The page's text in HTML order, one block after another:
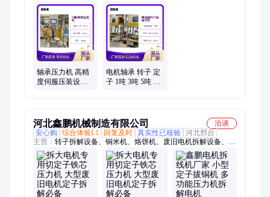
机、液压站、油压机、伺服电缸、液压油缸、气动压床、数控油
压机、伺服液压机、伺服压装机、气液增压缸、四柱油压机、快
速拉伸机、压铸件切边机、热压成型机、合模机、气液增压压
床、液压系统
轴承压力机 高精
度伺服压装设备
电机轴承 转子 定
子 1吨 3吨 5吨 10
河北鑫鹏机械制造有限公司
洽谈
安心购
综合体验L1 回复及时 真实性已核验 河北邢台
主营： 转子拆解设备、铜米机、烙饼机、废旧电机拆解设备、电
机拔铜机、定子拆解设备、压力机、冻肉切丁机